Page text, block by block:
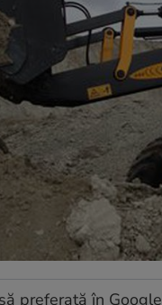
preferată în Google